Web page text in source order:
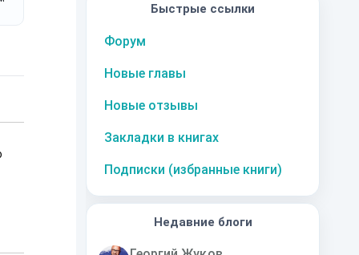
Быстрые ссылки
Форум
Новые главы
Новые отзывы
Закладки в книгах
Подписки (избранные книги)
Недавние блоги